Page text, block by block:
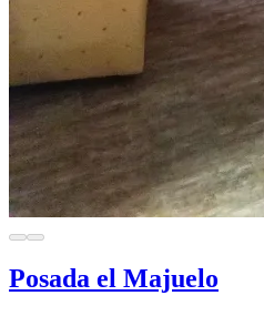
Posada el Majuelo